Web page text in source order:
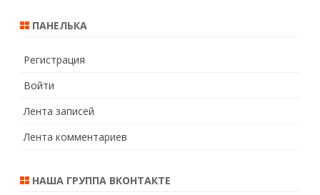
ПАНЕЛЬКА
Регистрация
Войти
Лента записей
Лента комментариев
НАША ГРУППА ВКОНТАКТЕ